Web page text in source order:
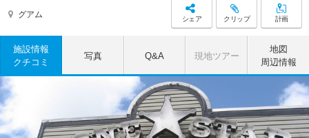
グアム シェア クリップ 計画
施設情報
クチコミ
写真 Q&A 現地ツアー
地図
周辺情報